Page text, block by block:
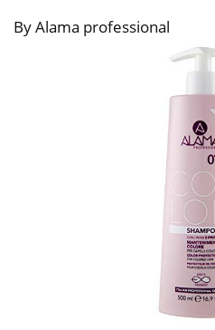
By Alama professional